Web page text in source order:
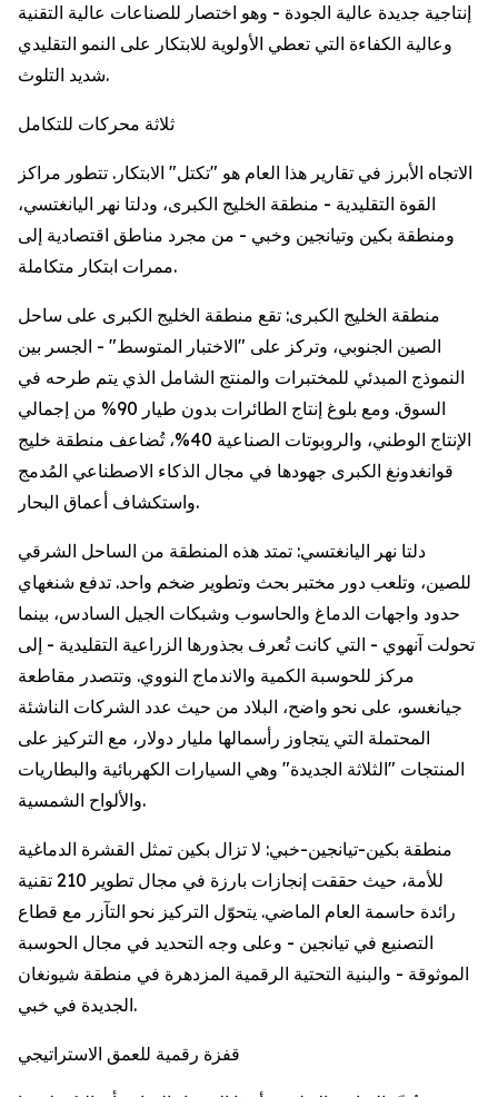
إنتاجية جديدة عالية الجودة - وهو اختصار للصناعات عالية التقنية
وعالية الكفاءة التي تعطي الأولوية للابتكار على النمو التقليدي
شديد التلوث.
ثلاثة محركات للتكامل
الاتجاه الأبرز في تقارير هذا العام هو "تكتل" الابتكار. تتطور مراكز
القوة التقليدية - منطقة الخليج الكبرى، ودلتا نهر اليانغتسي،
ومنطقة بكين وتيانجين وخبي - من مجرد مناطق اقتصادية إلى
ممرات ابتكار متكاملة.
منطقة الخليج الكبرى: تقع منطقة الخليج الكبرى على ساحل
الصين الجنوبي، وتركز على "الاختبار المتوسط" - الجسر بين
النموذج المبدئي للمختبرات والمنتج الشامل الذي يتم طرحه في
السوق. ومع بلوغ إنتاج الطائرات بدون طيار 90% من إجمالي
الإنتاج الوطني، والروبوتات الصناعية 40%، تُضاعف منطقة خليج
قوانغدونغ الكبرى جهودها في مجال الذكاء الاصطناعي المُدمج
واستكشاف أعماق البحار.
دلتا نهر اليانغتسي: تمتد هذه المنطقة من الساحل الشرقي
للصين، وتلعب دور مختبر بحث وتطوير ضخم واحد. تدفع شنغهاي
حدود واجهات الدماغ والحاسوب وشبكات الجيل السادس، بينما
تحولت آنهوي - التي كانت تُعرف بجذورها الزراعية التقليدية - إلى
مركز للحوسبة الكمية والاندماج النووي. وتتصدر مقاطعة
جيانغسو، على نحو واضح، البلاد من حيث عدد الشركات الناشئة
المحتملة التي يتجاوز رأسمالها مليار دولار، مع التركيز على
المنتجات "الثلاثة الجديدة" وهي السيارات الكهربائية والبطاريات
والألواح الشمسية.
منطقة بكين-تيانجين-خبي: لا تزال بكين تمثل القشرة الدماغية
للأمة، حيث حققت إنجازات بارزة في مجال تطوير 210 تقنية
رائدة حاسمة العام الماضي. يتحوّل التركيز نحو التآزر مع قطاع
التصنيع في تيانجين - وعلى وجه التحديد في مجال الحوسبة
الموثوقة - والبنية التحتية الرقمية المزدهرة في منطقة شيونغان
الجديدة في خبي.
قفزة رقمية للعمق الاستراتيجي